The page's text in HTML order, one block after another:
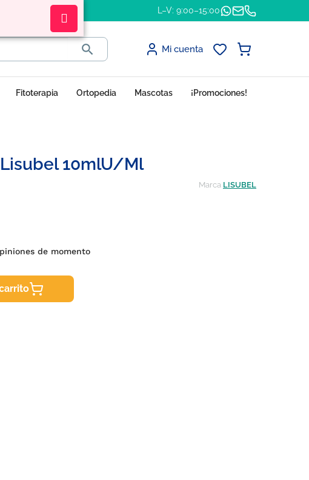
L–V: 9:00–15:00
 Mi cuenta
Fitoterapia Ortopedia Mascotas ¡Promociones!
10mlU/ml
Marca LISUBEL
de momento